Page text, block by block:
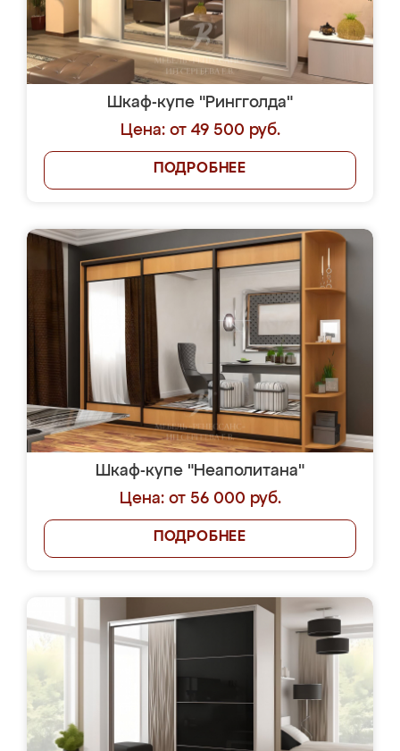
Шкаф-купе "Рингголда"
Цена: от 49 500 руб.
ПОДРОБНЕЕ
Шкаф-купе "Неаполитана"
Цена: от 56 000 руб.
ПОДРОБНЕЕ